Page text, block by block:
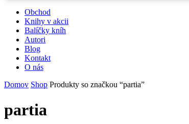
Obchod
Knihy v akcii
Balíčky kníh
Autori
Blog
Kontakt
O nás
Domov Shop Produkty so značkou “partia”
partia